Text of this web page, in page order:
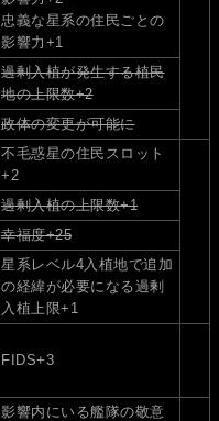
忠義な星系の住民ごとの
影響力+1
過剰入植が発生する植民
地の上限数+2
政体の変更が可能に
不毛惑星の住民スロット
+2
過剰入植の上限数+1
幸福度+25
星系レベル4入植地で追加
の経緯が必要になる過剰
入植上限+1
FIDS+3
影響内にいる艦隊の敬意